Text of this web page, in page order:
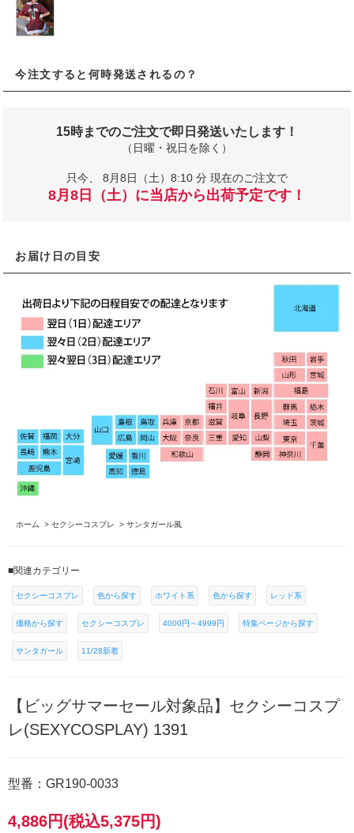
今注文すると何時発送されるの？
15時までのご注文で即日発送いたします！
（日曜・祝日を除く）
只今、 8月8日（土）8:10 分 現在のご注文で
8月8日（土）に当店から出荷予定です！
お届け日の目安
ホーム > セクシーコスプレ > サンタガール風
■関連カテゴリー
セクシーコスプレ 色から探す ホワイト系 色から探す レッド系
価格から探す セクシーコスプレ 4000円～4999円 特集ページから探す
サンタガール 11/28新着
【ビッグサマーセール対象品】セクシーコスプ
レ(SEXYCOSPLAY) 1391
型番：GR190-0033
4,886円(税込5,375円)